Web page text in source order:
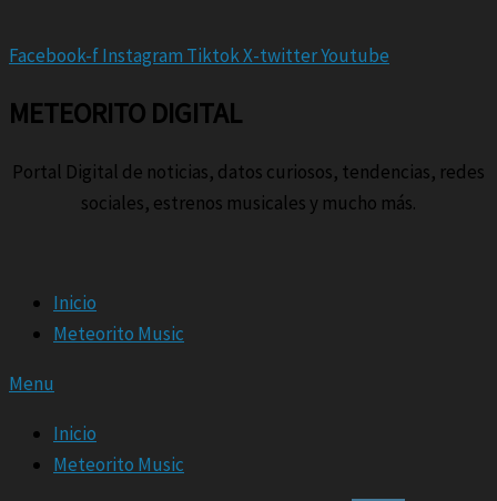
Facebook-fInstagram TiktokX-twitterYoutube
METEORITO DIGITAL
Portal Digital de noticias, datos curiosos, tendencias, redes
sociales, estrenos musicales y mucho más.
Inicio
Meteorito Music
Menu
Inicio
Meteorito Music